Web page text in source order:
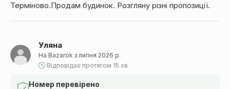
Уляна
На Bazarok з липня 2026 р.
Відповідає протягом 15 хв
Номер перевірено
Терміново.Продам будинок. Розгляну різні пропозиції.